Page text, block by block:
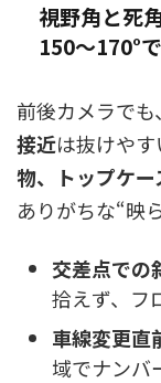
視野角と死
150〜170°
前後カメラでも、
接近は抜けやす
物、トップケー
ありがちな“映
交差点での
拾えず、フ
車線変更直
域でナンバ